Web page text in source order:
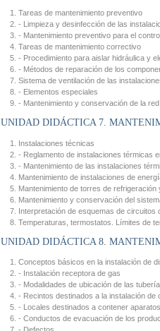
Tareas de mantenimiento preventivo
- Limpieza y desinfección de las
- Mantenimiento preventivo para el
Tareas de mantenimiento correctivo
- Procedimiento para aislar hidráulica y
- Métodos de reparación de los
Sistema de ventilación de las
- Elementos especiales
- Mantenimiento y conservación de la
UNIDAD DIDÁCTICA 7.
Instalaciones técnicas
- Reglamento de instalaciones térmicas
- Mantenimiento de las instalaciones
Mantenimiento de instalaciones de
Mantenimiento de torres de
Mantenimiento y conservación del
Interpretación de esquemas de circuitos
Temperaturas, termostatos. Límites de
UNIDAD DIDÁCTICA 8.
Conceptos básicos en la instalación de
- Instalación receptora de gas
- Modalidades de ubicación de las
- Recintos destinados a la instalación de
- Locales destinados a contener
- Conductos de evacuación de los